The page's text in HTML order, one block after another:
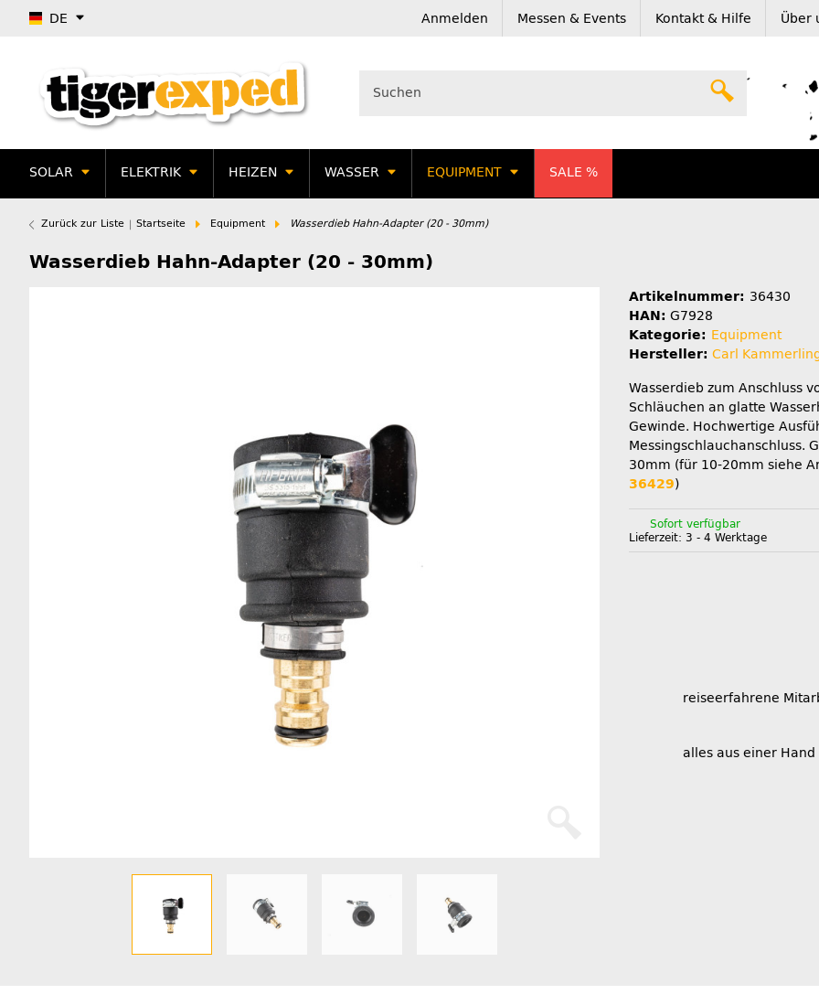
DE Anmelden Messen & Events Kontakt & Hilfe Über
SOLAR ELEKTRIK HEIZEN WASSER EQUIPMENT SALE %
Zurück zur Liste Startseite Equipment Wasserdieb Hahn-Adapter (20 - 30mm)
Wasserdieb Hahn-Adapter (20 - 30mm)
Artikelnummer: 36430
HAN: G7928
Kategorie: Equipment
Hersteller: Carl
Wasserdieb zum Anschluss
Schläuchen an glatte
Gewinde. Hochwertige
Messingschlauchanschluss.
30mm (für 10-20mm siehe
36429)
Sofort verfügbar
Lieferzeit: 3 - 4 Werktage
reiseerfahrene
alles aus einer Hand